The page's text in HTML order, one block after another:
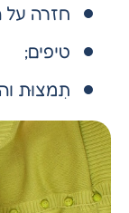
חזרה על
טיפים;
תִמצוּת